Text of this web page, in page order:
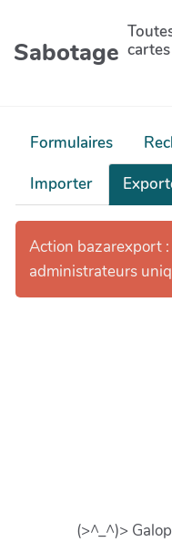
Aller au contenu
Sabotage cartes
Formulaires
Importer
Action bazarexport
administrateurs
(>^_^)>